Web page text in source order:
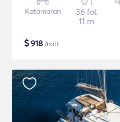
Katamaran
36 fot
11 m
$918 /natt